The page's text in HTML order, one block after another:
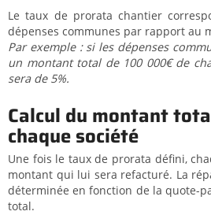
Le taux de prorata chantier
dépenses communes par rapport au
Par exemple : si les dépenses
un montant total de 100 000€ de
sera de 5%.
Calcul du montant
chaque société
Une fois le taux de prorata défini,
montant qui lui sera refacturé. La
déterminée en fonction de la quote-
total.